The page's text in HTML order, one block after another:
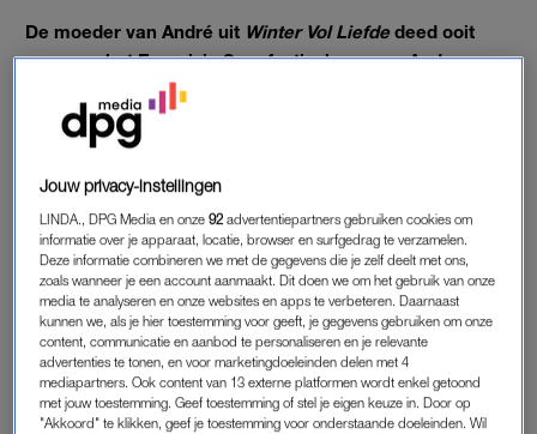
De moeder van André uit Winter Vol Liefdedeed ooit
mee aan het Eurovisie Songfestival namens Andorra.
Marian was dat aanvankelijk helemaal niet van plan; het
idee kwam van haar zus.
snel Catalaans leren, omdat ik ook interviews moest doen”,
vertelt ze aanVROUW.
MARIAN UIT ‘WINTER VOL LIEFDE’ OVER
SONGFESTIVAL
Het avontuur bleek behoorlijk intens. Voor haar deelname
moestMarian in korte tijd Catalaans leren en zich aanpassen
aan een compleet nieuwe wereld. Dat wierp uiteindelijk zijn
Jouw privacy-instellingen
LINDA., DPG Media en onze92 advertentiepartners gebruiken cookies om
informatie over je apparaat, locatie, browser en surfgedrag te verzamelen.
Deze informatie combineren we met de gegevens die je zelf deelt met ons,
zoals wanneer je een account aanmaakt. Dit doen we om het gebruik van onze
media te analyseren en onze websites en apps te verbeteren. Daarnaast
kunnen we, als je hier toestemming voor geeft, je gegevens gebruiken om onze
content, communicatie en aanbod te personaliseren en je relevante
advertenties te tonen, en voor marketingdoeleinden delen met 4
mediapartners. Ook content van 13 externe platformen wordt enkel getoond
met jouw toestemming. Geef toestemming of stel je eigen keuze in. Door op
"Akkoord" te klikken, geef je toestemming voor onderstaande doeleinden. Wil